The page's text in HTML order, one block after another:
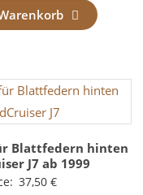
Blattfedern hinten
J7 ab 1999
37,50 €